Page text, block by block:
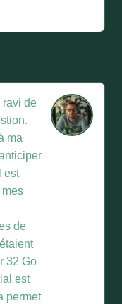
ravi de
ma
est
de
32 Go
est
permet